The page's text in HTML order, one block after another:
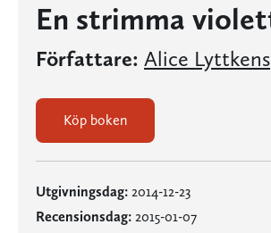
En strimma
Författare: Alice Lyttkens
Köp boken
Utgivningsdag: 2014-12-23
Recensionsdag: 2015-01-07